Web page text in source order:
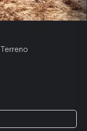
Terreno